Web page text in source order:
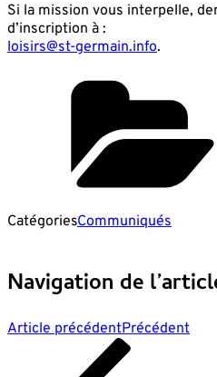
Si la mission vous interpelle,
d’inscription à :
loisirs@st-germain.info.
CatégoriesCommuniqués
Navigation de
Article précédentPrécédent